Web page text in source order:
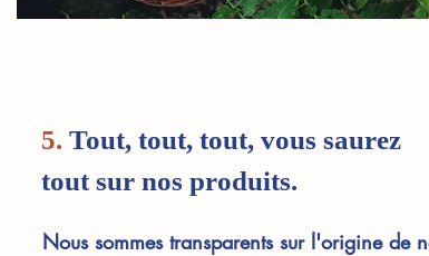
5. Tout, tout, tout, vous saurez
tout sur nos produits.
Nous sommes transparents sur l'origine de